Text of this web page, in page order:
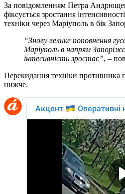
За повідомленням Петра
фіксується зростання
техніки через Маріуполь в бік
“Знову велике поповнення
Маріуполь в напрям
інтесивність зростає”, –
Перекидання техніки противника
нижче.